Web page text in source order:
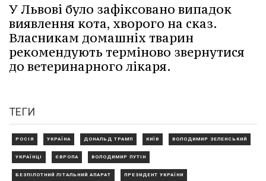
У Львові було зафіксовано випадок
виявлення кота, хворого на сказ.
Власникам домашніх тварин
рекомендують терміново звернутися
до ветеринарного лікаря.
ТЕГИ
РОСІЯ УКРАЇНА ДОНАЛЬД ТРАМП КИЇВ ВОЛОДИМИР ЗЕЛЕНСЬКИЙ
УКРАЇНЦІ ЄВРОПА ВОЛОДИМИР ПУТІН
БЕЗПІЛОТНИЙ ЛІТАЛЬНИЙ АПАРАТ ПРЕЗИДЕНТ УКРАЇНИ